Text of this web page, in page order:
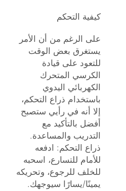
كيفية التحكم
على الرغم من أن الأمر
يستغرق بعض الوقت
للتعود على قيادة
الكرسي المتحرك
الكهربائي اليدوي
باستخدام ذراع التحكم،
إلا أنه في رأيي ستصبح
أفضل بالتأكيد مع
التدريب والمساعدة.
ذراع التحكم: ادفعه
للأمام للتسارع، اسحبه
للخلف للرجوع، وتحريكه
يمينًا/يسارًا سيوجهك.